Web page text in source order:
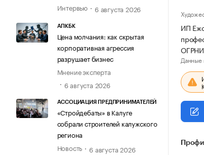
Интервью
6 августа 2026
АПКБК
Цена молчания: как скрытая
корпоративная агрессия
разрушает бизнес
Мнение эксперта
6 августа 2026
АССОЦИАЦИЯ ПРЕДПРИНИМАТЕЛЕЙ
«Стройдебаты» в Калуге
собрали строителей калужского
региона
Новость
6 августа 2026
ИП
Данные